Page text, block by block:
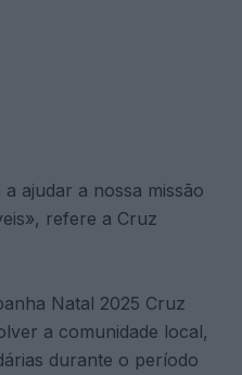
ajudar a nossa missão
refere a Cruz
Natal 2025 Cruz
a comunidade local,
durante o período